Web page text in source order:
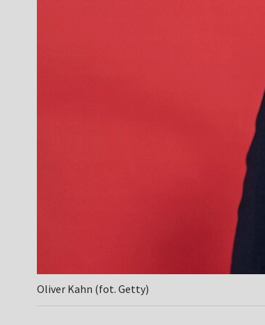
Oliver Kahn (fot. Getty)